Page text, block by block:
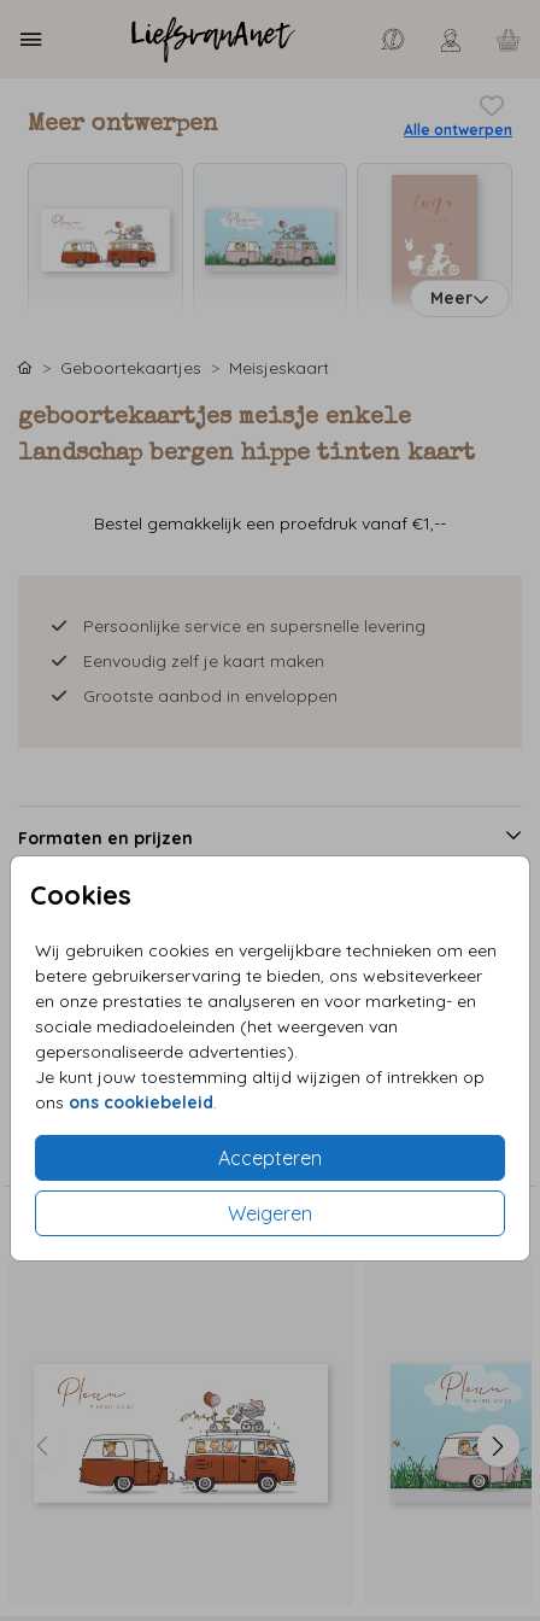
Cookies
Wij gebruiken cookies en vergelijkbare technieken om een
betere gebruikerservaring te bieden, ons websiteverkeer
en onze prestaties te analyseren en voor marketing- en
sociale mediadoeleinden (het weergeven van
gepersonaliseerde advertenties).
Je kunt jouw toestemming altijd wijzigen of intrekken op
ons ons cookiebeleid
Accepteren
Weigeren
Meer ontwerpen Alle ontwerpen
Meer
Geboortekaartjes Meisjeskaart
geboortekaartjes meisje enkele
landschap bergen hippe tinten kaart
Bestel gemakkelijk een proefdruk vanaf €1,--
Persoonlijke service en supersnelle levering
Eenvoudig zelf je kaart maken
Grootste aanbod in enveloppen
Formaten en prijzen
Omschrijving
Geboortekaartje landschap bergen roze
Collectie
Deze zijn ook leuk!